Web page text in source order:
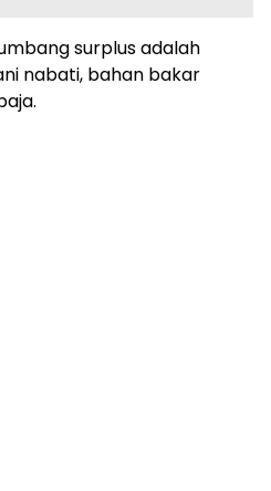
surplus adalah
nabati, bahan bakar